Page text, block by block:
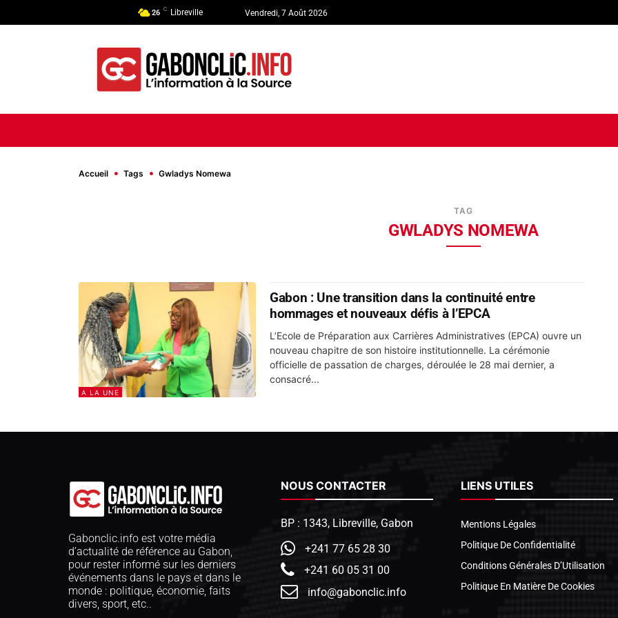
26 C Libreville Vendredi, 7 Août 2026
Accueil Tags Gwladys Nomewa
TAG
GWLADYS NOMEWA
A LA UNE
Gabon : Une transition dans la continuité entre
hommages et nouveaux défis à l’EPCA
L’Ecole de Préparation aux Carrières Administratives (EPCA) ouvre un
nouveau chapitre de son histoire institutionnelle. La cérémonie
officielle de passation de charges, déroulée le 28 mai dernier, a
consacré...
Gabonclic.info est votre média
d’actualité de référence au Gabon,
pour rester informé sur les derniers
événements dans le pays et dans le
monde : politique, économie, faits
divers, sport, etc..
NOUS CONTACTER
BP : 1343, Libreville, Gabon
+241 77 65 28 30
+241 60 05 31 00
info@gabonclic.info
LIENS UTILES
Mentions Légales
Politique De Confidentialité
Conditions Générales D’Utilisation
Politique En Matière De Cookies